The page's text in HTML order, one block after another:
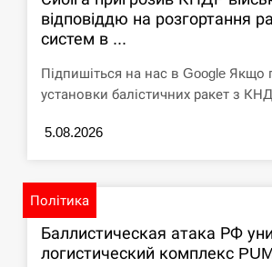
11:23
Россияне ударили
есть пострадавшие
відповіддю на розгортання
систем в ...
Підпишіться на нас в Google Якщо
установки балістичних ракет з
5.08.2026
Політика
Баллистическая атака РФ
логистический комплекс